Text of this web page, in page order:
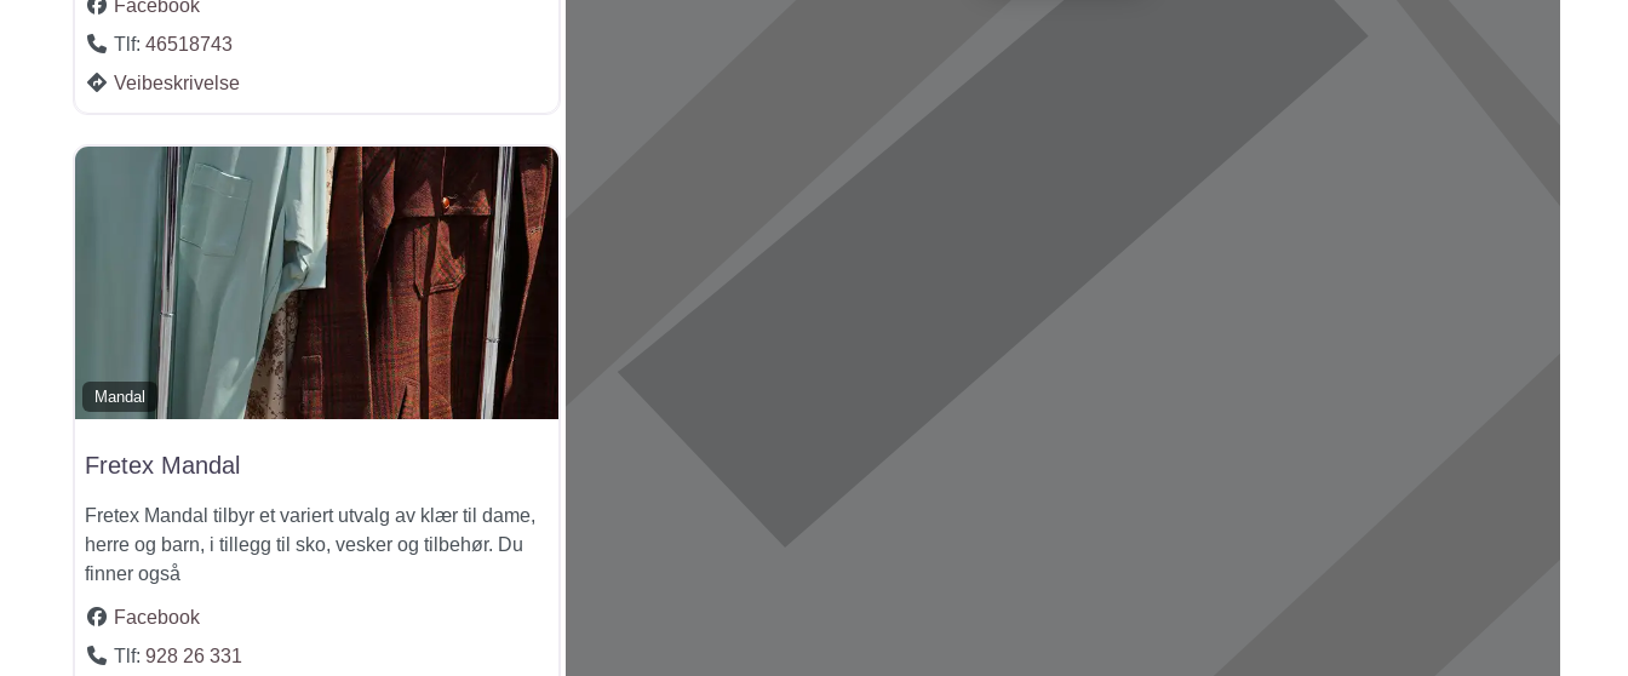
Facebook
Tlf: 46518743
Veibeskrivelse
Mandal
Fretex Mandal
Fretex Mandal tilbyr et variert utvalg av klær til dame,
herre og barn, i tillegg til sko, vesker og tilbehør. Du
finner også
Facebook
Tlf: 928 26 331